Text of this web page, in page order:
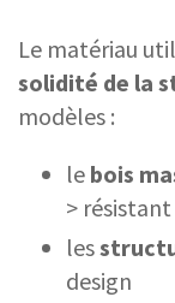
Le matériau
solidité de la
modèles :
le bois
>
les
design